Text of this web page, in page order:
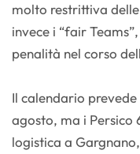
molto restrittiva
invece i “fair
penalità nel corso
Il calendario
agosto, ma i Persico
logistica a